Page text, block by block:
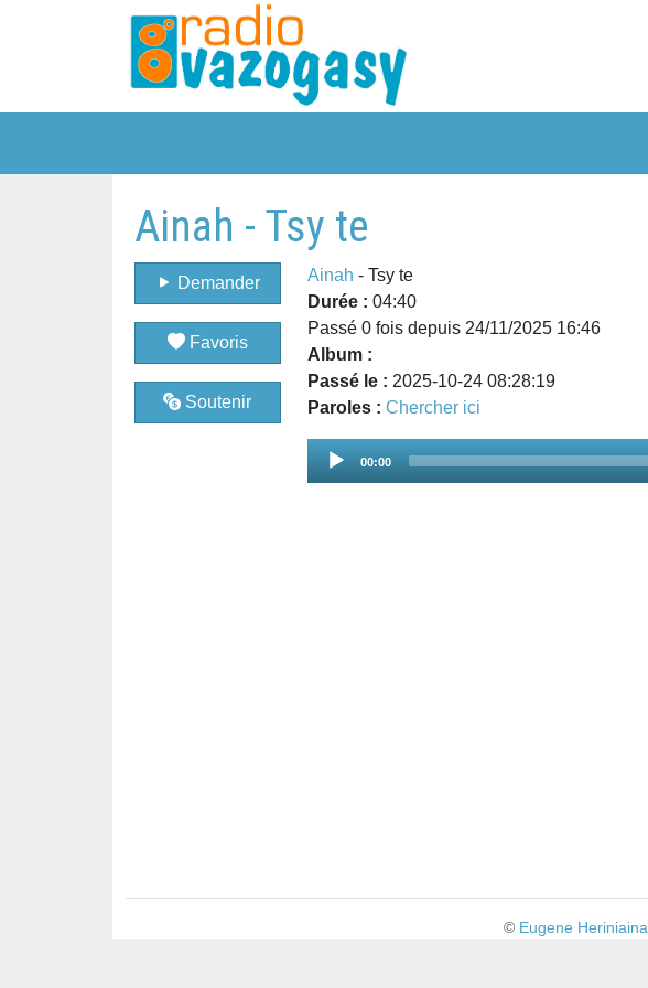
Ainah - Tsy te
Demander
Favoris
Soutenir
Ainah - Tsy te
Durée : 04:40
Passé 0 fois depuis 24/11/2025 16:46
Album :
Passé le : 2025-10-24 08:28:19
Paroles : Chercher ici
Audio
00:00
© Eugene Heriniaina